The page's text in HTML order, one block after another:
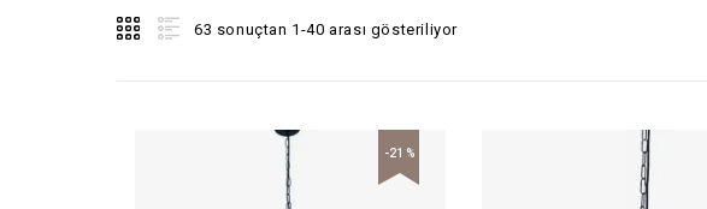
63 sonuçtan 1-40 arası gösteriliyor
-21%